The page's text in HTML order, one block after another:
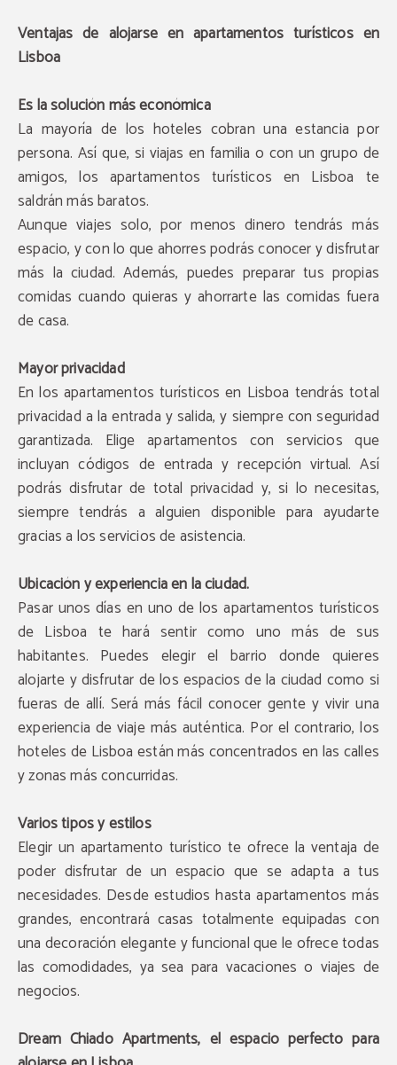
Ventajas de alojarse en apartamentos turísticos en
Lisboa
Es la solución más económica
La mayoría de los hoteles cobran una estancia por
persona. Así que, si viajas en familia o con un grupo de
amigos, los apartamentos turísticos en Lisboa te
saldrán más baratos.
Aunque viajes solo, por menos dinero tendrás más
espacio, y con lo que ahorres podrás conocer y disfrutar
más la ciudad. Además, puedes preparar tus propias
comidas cuando quieras y ahorrarte las comidas fuera
de casa.
Mayor privacidad
En los apartamentos turísticos en Lisboa tendrás total
privacidad a la entrada y salida, y siempre con seguridad
garantizada. Elige apartamentos con servicios que
incluyan códigos de entrada y recepción virtual. Así
podrás disfrutar de total privacidad y, si lo necesitas,
siempre tendrás a alguien disponible para ayudarte
gracias a los servicios de asistencia.
Ubicación y experiencia en la ciudad.
Pasar unos días en uno de los apartamentos turísticos
de Lisboa te hará sentir como uno más de sus
habitantes. Puedes elegir el barrio donde quieres
alojarte y disfrutar de los espacios de la ciudad como si
fueras de allí. Será más fácil conocer gente y vivir una
experiencia de viaje más auténtica. Por el contrario, los
hoteles de Lisboa están más concentrados en las calles
y zonas más concurridas.
Varios tipos y estilos
Elegir un apartamento turístico te ofrece la ventaja de
poder disfrutar de un espacio que se adapta a tus
necesidades. Desde estudios hasta apartamentos más
grandes, encontrará casas totalmente equipadas con
una decoración elegante y funcional que le ofrece todas
las comodidades, ya sea para vacaciones o viajes de
negocios.
Dream Chiado Apartments, el espacio perfecto para